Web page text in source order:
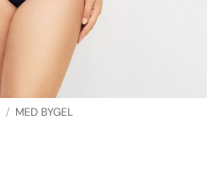
/ MED BYGEL